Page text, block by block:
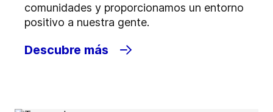
comunidades y proporcionamos un entorno
positivo a nuestra gente.
Descubre más